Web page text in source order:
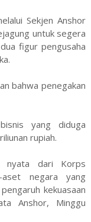
Sekjen Anshor
untuk segera
figur pengusaha
bahwa penegakan
yang diduga
rupiah.
nyata dari Korps
aset negara yang
kekuasaan
Anshor, Minggu